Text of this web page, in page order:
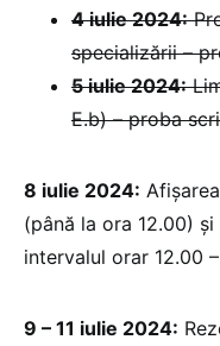
4 iulie 2024:
specializării –
5 iulie 2024:
E.b) – proba
8 iulie 2024:
(până la ora 12.00)
intervalul orar 12.00
9 – 11 iulie 2024: